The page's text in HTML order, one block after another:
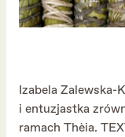
Izabela
i entuzjastka
ramach Thèia.